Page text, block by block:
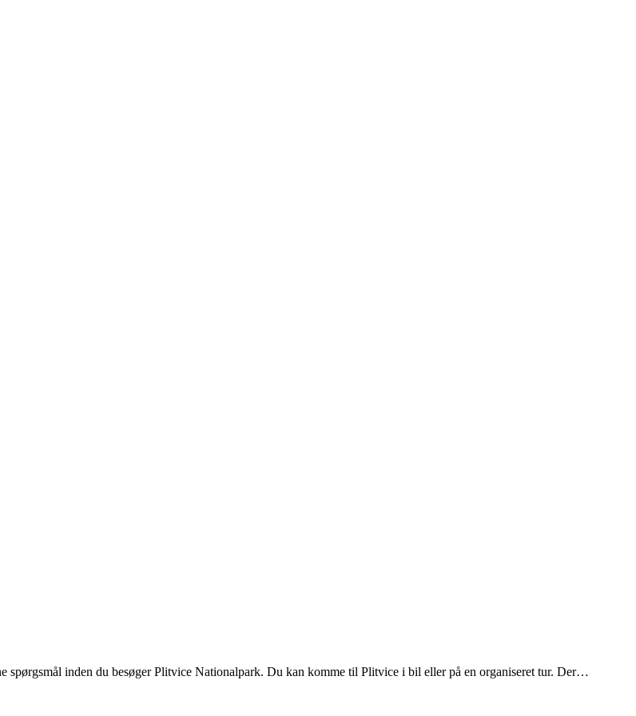
spørgsmål inden du besøger Plitvice Nationalpark. Du kan komme til Plitvice i bil eller på en organiseret tur. Der…